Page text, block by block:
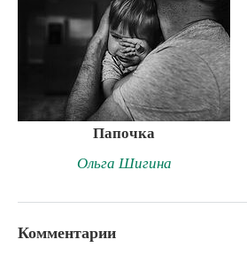
Папочка
Ольга Шигина
Комментарии